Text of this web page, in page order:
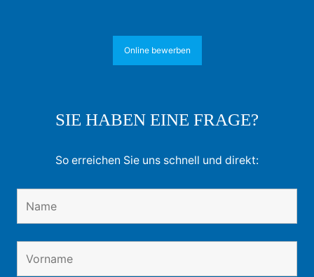
Online bewerben
SIE HABEN EINE FRAGE?
So erreichen Sie uns schnell und direkt: